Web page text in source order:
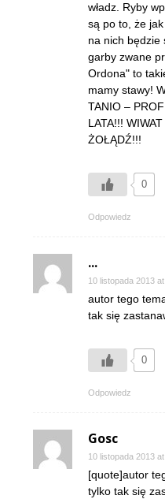
władz. Ryby
są po to, że
na nich będzie
garby zwane
Ordona" to
mamy stawy!
TANIO –
LATA!!!
ŻOŁĄDŹ!!!
0
Odpowiedz
...
10 listopada 2013
autor tego
tak się
0
Odpowiedz
Gosc
10 listopada 2013
[quote]autor
tylko tak się